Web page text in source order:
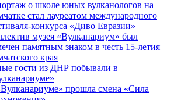
о школе юных вулканологов на
стал лауреатом международного
конкурса «Диво Евразии»
музея «Вулканариум» был
памятным знаком в честь 15-летия
края
гости из ДНР побывали в
прошла смена «Сила